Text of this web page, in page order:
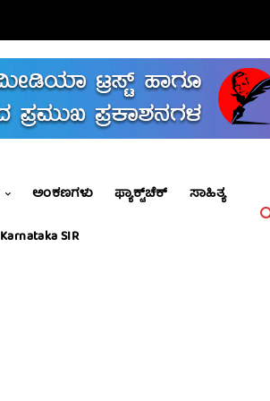
ಅಂಕಣಗಳು ಫ್ಯಾಕ್ಟ್‌ಚೆಕ್
ಸಾಹಿತ್ಯ
Karnataka SIR